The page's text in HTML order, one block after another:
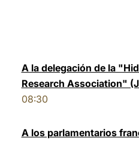
A la delegación de la
Research Association"
08:30
A los parlamentarios